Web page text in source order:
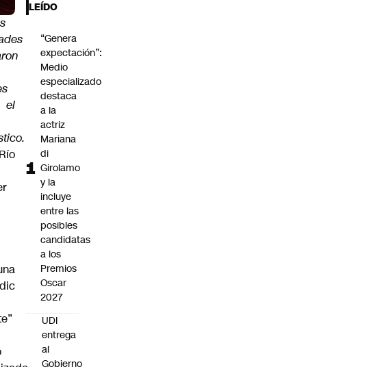
el
LEÍDO
“Genera
expectación”:
Medio
especializado
destaca
a la
actriz
Mariana
di
Girolamo
y la
incluye
entre las
posibles
candidatas
a los
Premios
Oscar
2027
UDI
entrega
al
Gobierno